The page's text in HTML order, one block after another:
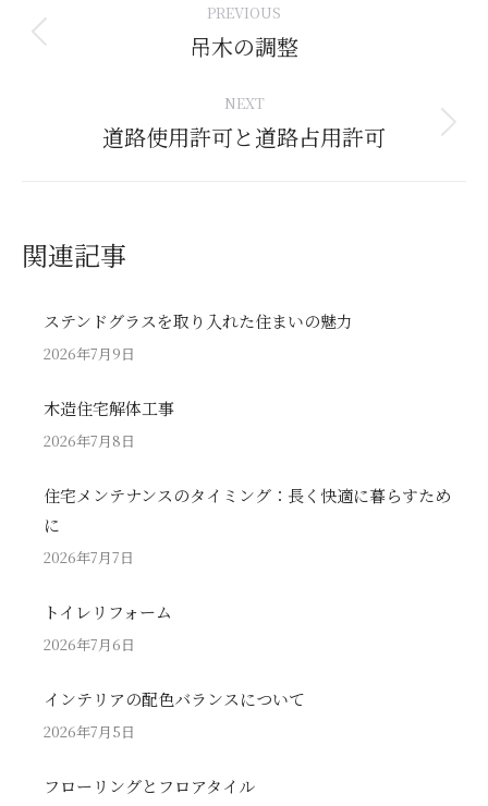
navigation
PREVIOUS
Previous
吊木の調整
NEXT
Next
道路使用許可と道路占用許可
関連記事
ステンドグラスを取り入れた住まいの魅力
2026年7月9日
木造住宅解体工事
2026年7月8日
住宅メンテナンスのタイミング：長く快適に暮らすため
に
2026年7月7日
トイレリフォーム
2026年7月6日
インテリアの配色バランスについて
2026年7月5日
フローリングとフロアタイル